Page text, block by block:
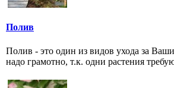
Полив
Полив - это один из видов ухода за
надо грамотно, т.к. одни растения